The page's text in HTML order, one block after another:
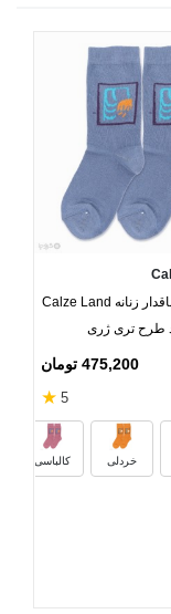
جوراب ساقدار زنانه Calze Land
طرح تری ژری
475,200 تومان
5
★
خردلی کالباسی